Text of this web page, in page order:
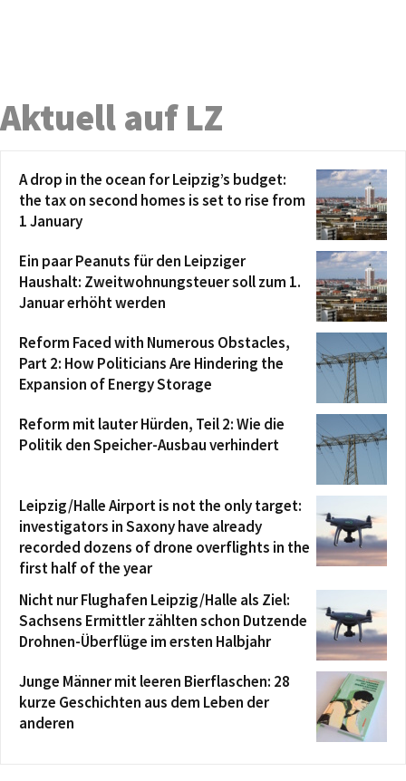
Aktuell auf LZ
A drop in the ocean for Leipzig’s budget:
the tax on second homes is set to rise from
1 January
Ein paar Peanuts für den Leipziger
Haushalt: Zweitwohnungsteuer soll zum 1.
Januar erhöht werden
Reform Faced with Numerous Obstacles,
Part 2: How Politicians Are Hindering the
Expansion of Energy Storage
Reform mit lauter Hürden, Teil 2: Wie die
Politik den Speicher-Ausbau verhindert
Leipzig/Halle Airport is not the only target:
investigators in Saxony have already
recorded dozens of drone overflights in the
first half of the year
Nicht nur Flughafen Leipzig/Halle als Ziel:
Sachsens Ermittler zählten schon Dutzende
Drohnen-Überflüge im ersten Halbjahr
Junge Männer mit leeren Bierflaschen: 28
kurze Geschichten aus dem Leben der
anderen